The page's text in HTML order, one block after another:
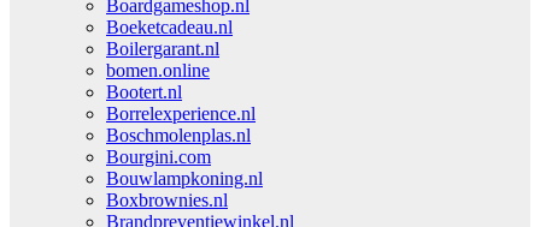
Boardgameshop.nl
Boeketcadeau.nl
Boilergarant.nl
bomen.online
Bootert.nl
Borrelexperience.nl
Boschmolenplas.nl
Bourgini.com
Bouwlampkoning.nl
Boxbrownies.nl
Brandpreventiewinkel.nl